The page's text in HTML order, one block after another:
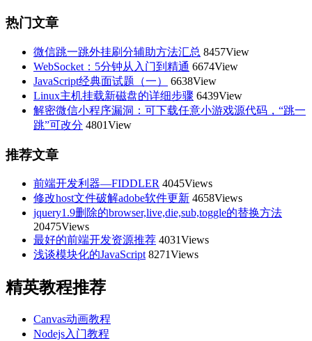
热门文章
微信跳一跳外挂刷分辅助方法汇总 8457View
WebSocket：5分钟从入门到精通 6674View
JavaScript经典面试题（一）
6638View
Linux主机挂载新磁盘的详细步骤 6439View
解密微信小程序漏洞：可下载任意小游戏源代码，“跳一
跳”可改分 4801View
推荐文章
前端开发利器—FIDDLER 4045Views
修改host文件破解adobe软件更新 4658Views
jquery1.9删除的browser,live,die,sub,toggle的替换方法
20475Views
最好的前端开发资源推荐 4031Views
浅谈模块化的JavaScript 8271Views
精英教程推荐
Canvas动画教程
Nodejs入门教程